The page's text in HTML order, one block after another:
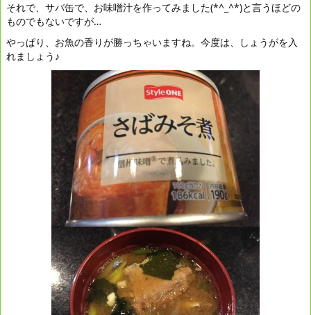
それで、サバ缶で、お味噌汁を作ってみました(*^_^*)と言うほどの
ものでもないですが…
やっぱり、お魚の香りが勝っちゃいますね。今度は、しょうがを入
れましょう♪